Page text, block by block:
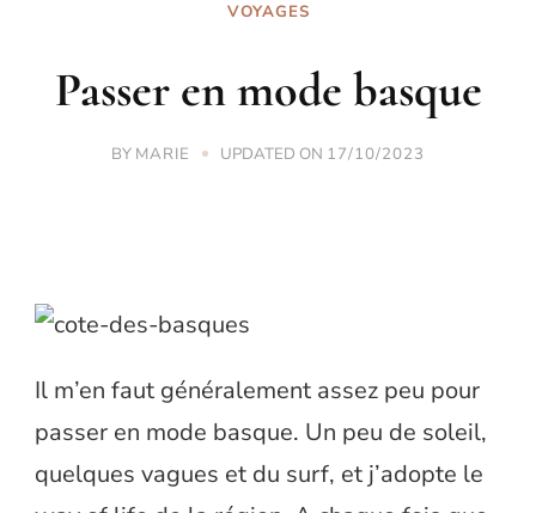
VOYAGES
Passer en mode basque
BY MARIE UPDATED ON 17/10/2023
Il m’en faut généralement assez peu pour
passer en mode basque. Un peu de soleil,
quelques vagues et du surf, et j’adopte le